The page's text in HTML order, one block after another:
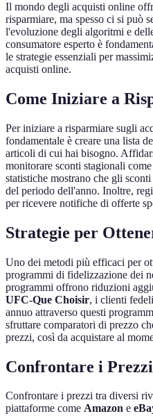
Il mondo degli acquisti online
risparmiare, ma spesso ci si può
l'evoluzione degli algoritmi e
consumatore esperto è
le strategie essenziali per
acquisti online.
Come Iniziare a
Per iniziare a risparmiare sugli
fondamentale è creare una lista
articoli di cui hai bisogno.
monitorare sconti stagionali
statistiche mostrano che gli
del periodo dell'anno. Inoltre,
per ricevere notifiche di offerte
Strategie per
Uno dei metodi più efficaci per
programmi di fidelizzazione dei
programmi offrono riduzioni
UFC-Que Choisir, i clienti
annuo attraverso questi
sfruttare comparatori di prezzo
prezzi, così da acquistare al
Confrontare i Prezzi
Confrontare i prezzi tra diversi
piattaforme come Amazon e